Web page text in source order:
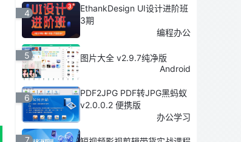
4
EthankDesign UI设计进阶班
3期
编程办公
5
图片大全 v2.9.7纯净版
Android
6
PDF2JPG PDF转JPG黑蚂蚁
v2.0.0.2 便携版
办公学习
7